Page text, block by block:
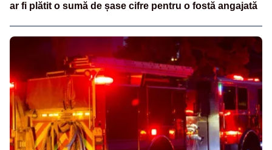
ar fi plătit o sumă de șase cifre pentru o fostă angajată